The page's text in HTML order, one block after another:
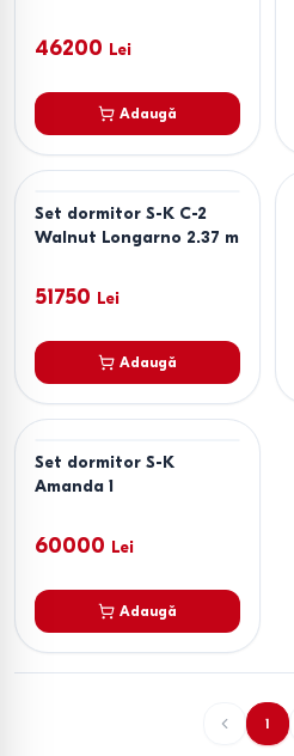
46200 Lei
Adaugă
Set dormitor S-K C-2
Walnut Longarno 2.37 m
51750 Lei
Adaugă
Set dormitor S-K
Amanda 1
60000 Lei
Adaugă
1